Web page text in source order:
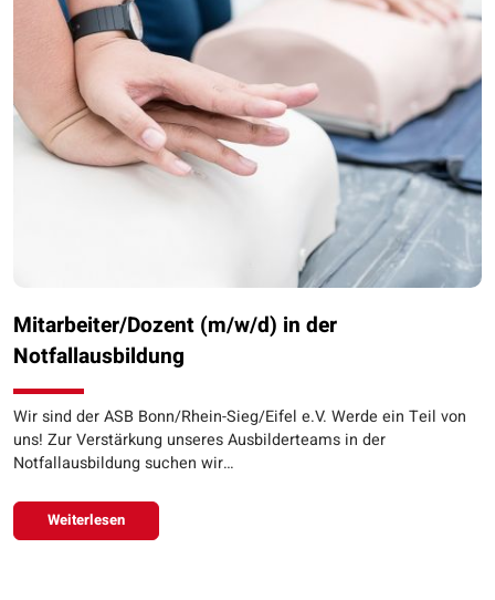
Mitarbeiter/Dozent (m/w/d) in der
Notfallausbildung
Wir sind der ASB Bonn/Rhein-Sieg/Eifel e.V. Werde ein Teil von
uns! Zur Verstärkung unseres Ausbilderteams in der
Notfallausbildung suchen wir…
Weiterlesen